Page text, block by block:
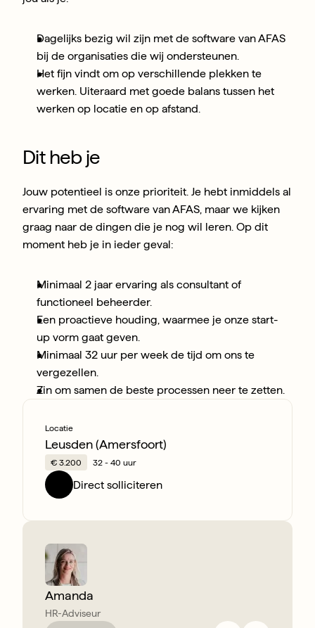
Dagelijks bezig wil zijn met de software van AFAS
bij de organisaties die wij ondersteunen.
Het fijn vindt om op verschillende plekken te
werken. Uiteraard met goede balans tussen het
werken op locatie en op afstand.
Dit heb je
Jouw potentieel is onze prioriteit. Je hebt inmiddels al
ervaring met de software van AFAS, maar we kijken
graag naar de dingen die je nog wil leren. Op dit
moment heb je in ieder geval:
Minimaal 2 jaar ervaring als consultant of
functioneel beheerder.
Een proactieve houding, waarmee je onze start-
up vorm gaat geven.
Minimaal 32 uur per week de tijd om ons te
vergezellen.
Zin om samen de beste processen neer te zetten.
Locatie
Leusden (Amersfoort)
€ 3.200 32 - 40 uur
Direct solliciteren
Amanda
HR-Adviseur